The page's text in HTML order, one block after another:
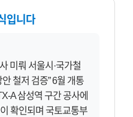
입니다
미뤄 서울시·국가철
철저 검증” 6월 개통
A 삼성역 구간 공사에
확인되며 국토교통부